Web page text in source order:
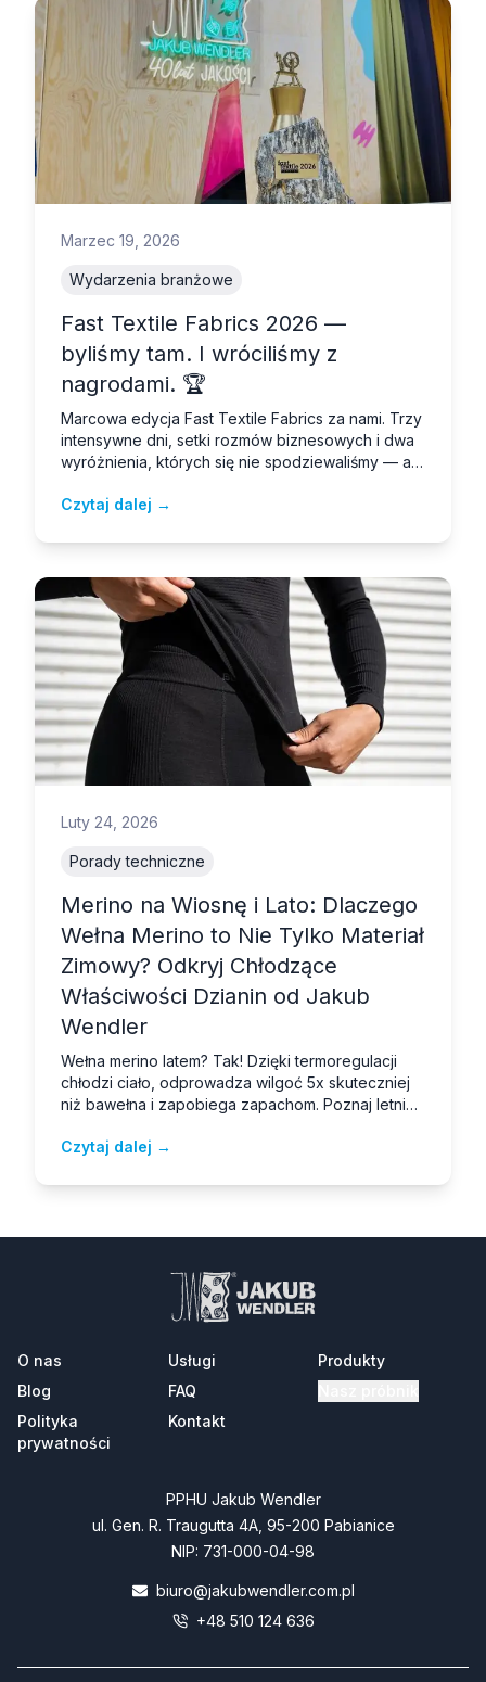
dzianina odda całe bogactwo tego odcienia.
Marzec 19, 2026
Wydarzenia branżowe
Fast Textile Fabrics 2026 —
byliśmy tam. I wróciliśmy z
nagrodami. 🏆
Marcowa edycja Fast Textile Fabrics za nami. Trzy
intensywne dni, setki rozmów biznesowych i dwa
wyróżnienia, których się nie spodziewaliśmy — a
Czytaj dalej →
Luty 24, 2026
Porady techniczne
Merino na Wiosnę i Lato: Dlaczego
Wełna Merino to Nie Tylko Materiał
Zimowy? Odkryj Chłodzące
Właściwości Dzianin od Jakub
Wendler
Wełna merino latem? Tak! Dzięki termoregulacji
chłodzi ciało, odprowadza wilgoć 5x skuteczniej
niż bawełna i zapobiega zapachom. Poznaj letnie
Czytaj dalej →
O nas Usługi
Produkty
Blog
FAQ
Polityka
prywatności
Kontakt
PPHU Jakub Wendler
ul. Gen. R. Traugutta 4A, 95-200 Pabianice
NIP: 731-000-04-98
biuro@jakubwendler.com.pl
+48 510 124 636